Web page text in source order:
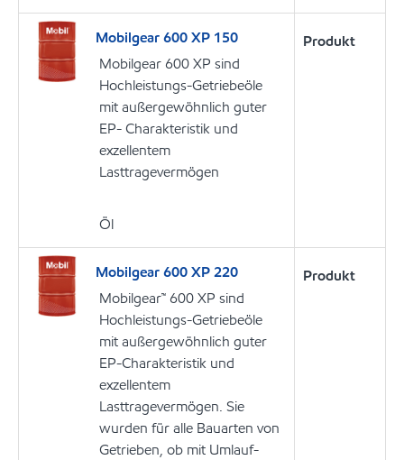
Mobilgear 600 XP 150
Mobilgear 600 XP sind
Hochleistungs-Getriebeöle
mit außergewöhnlich guter
EP- Charakteristik und
exzellentem
Lasttragevermögen
Öl
Produkt
Mobilgear 600 XP 220
Mobilgear™ 600 XP sind
Hochleistungs-Getriebeöle
mit außergewöhnlich guter
EP-Charakteristik und
exzellentem
Lasttragevermögen. Sie
wurden für alle Bauarten von
Getrieben, ob mit Umlauf-
Produkt